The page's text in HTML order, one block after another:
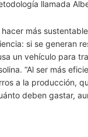
llamada
más
si se generan
un vehículo para
“Al ser más
a la producción,
deben gastar,